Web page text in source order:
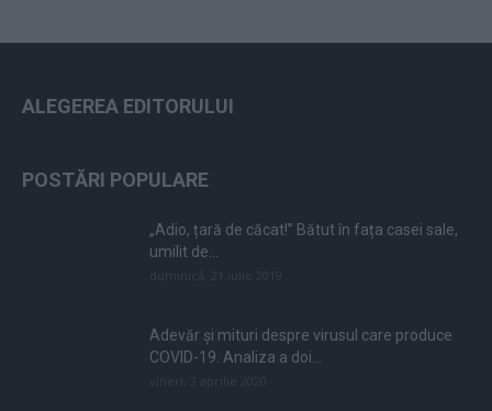
ALEGEREA EDITORULUI
POSTĂRI POPULARE
„Adio, țară de căcat!” Bătut în fața casei sale,
umilit de...
Adevăr și mituri despre virusul care produce
COVID-19. Analiza a doi...